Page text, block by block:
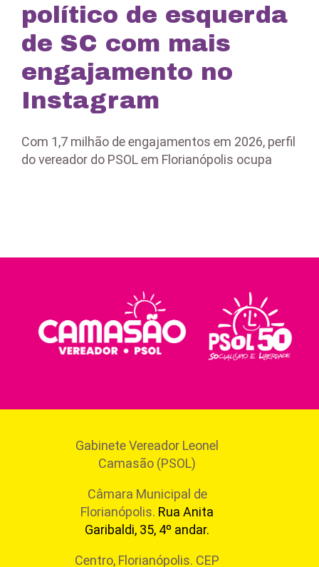
político de esquerda
de SC com mais
engajamento no
Instagram
Com 1,7 milhão de engajamentos em 2026, perfil
do vereador do PSOL em Florianópolis ocupa
Gabinete Vereador Leonel
Camasão (PSOL)
Câmara Municipal de
Florianópolis. Rua Anita
Garibaldi, 35, 4º andar.
Centro, Florianópolis. CEP